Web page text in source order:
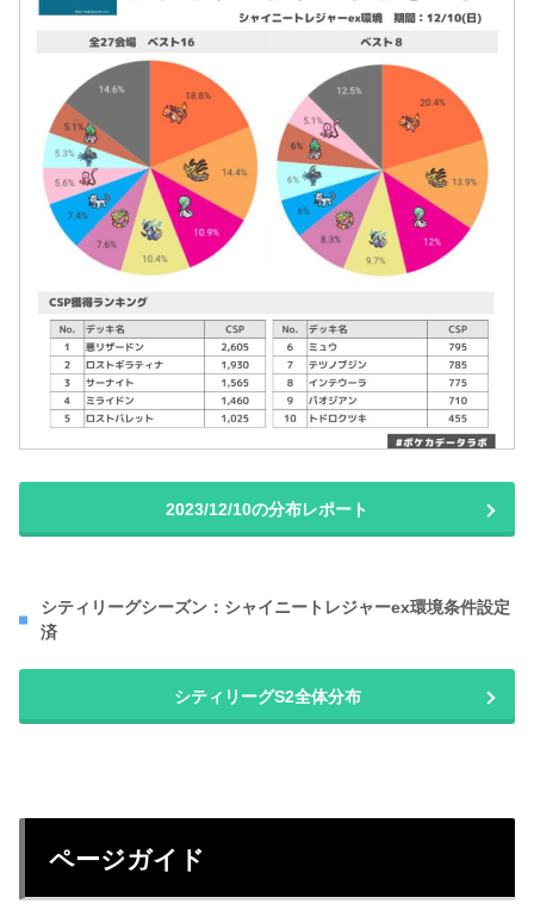
2023/12/10の分布レポート
シティリーグシーズン：シャイニートレジャーex環境条件設定
済
シティリーグS2全体分布
ページガイド